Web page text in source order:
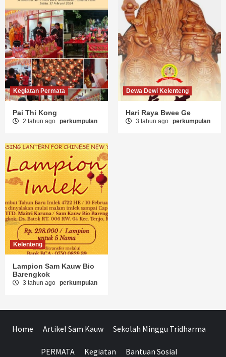
Kegiatan Permata
Pai Thi Kong
2 tahun ago perkumpulan
Dewa Dewi Kelenteng
Hari Raya Bwee Ge
3 tahun ago perkumpulan
Kelenteng
Lampion Sam Kauw Bio
Barengkok
3 tahun ago perkumpulan
Home Artikel Sam Kauw Sekolah Minggu Tridharma
PERMATA Kegiatan Bantuan Sosial